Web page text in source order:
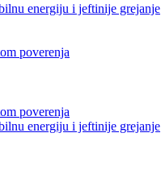
energiju i jeftinije grejanje
poverenja
poverenja
energiju i jeftinije grejanje